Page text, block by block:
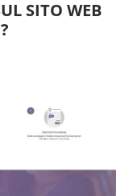
SITO WEB